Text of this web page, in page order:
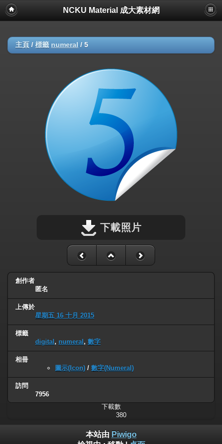
NCKU Material 成大素材網
主頁 / 標籤 numeral / 5
下載照片
創作者
匿名
上傳於
星期五 16 十月 2015
標籤
digital , numeral , 數字
相冊
圖示(Icon) / 數字(Numeral)
訪問
7956
下載數
380
本站由 Piwigo